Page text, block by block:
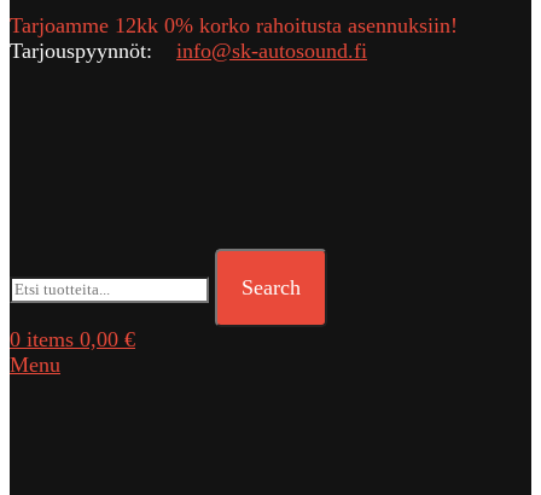
Tarjoamme 12kk 0% korko rahoitusta asennuksiin!
Tarjouspyynnöt:
info@sk-autosound.fi
Search
0 items 0,00 €
Menu